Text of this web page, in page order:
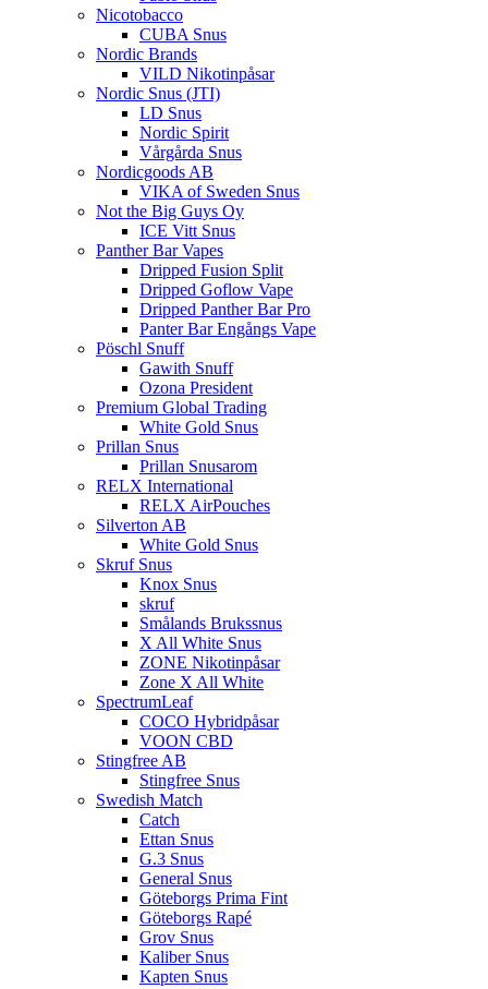
Nicotobacco
CUBA Snus
Nordic Brands
VILD Nikotinpåsar
Nordic Snus (JTI)
LD Snus
Nordic Spirit
Vårgårda Snus
Nordicgoods AB
VIKA of Sweden Snus
Not the Big Guys Oy
ICE Vitt Snus
Panther Bar Vapes
Dripped Fusion Split
Dripped Goflow Vape
Dripped Panther Bar Pro
Panter Bar Engångs Vape
Pöschl Snuff
Gawith Snuff
Ozona President
Premium Global Trading
White Gold Snus
Prillan Snus
Prillan Snusarom
RELX International
RELX AirPouches
Silverton AB
White Gold Snus
Skruf Snus
Knox Snus
skruf
Smålands Brukssnus
X All White Snus
ZONE Nikotinpåsar
Zone X All White
SpectrumLeaf
COCO Hybridpåsar
VOON CBD
Stingfree AB
Stingfree Snus
Swedish Match
Catch
Ettan Snus
G.3 Snus
General Snus
Göteborgs Prima Fint
Göteborgs Rapé
Grov Snus
Kaliber Snus
Kapten Snus